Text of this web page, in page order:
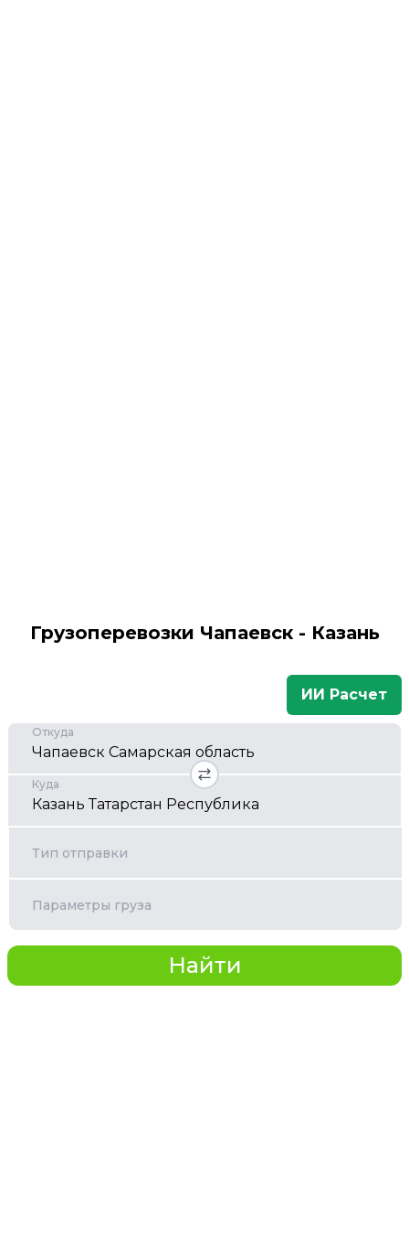
Грузоперевозки Чапаевск - Казань
ИИ Расчет
Откуда
Куда
Тип отправки
Параметры груза
Найти